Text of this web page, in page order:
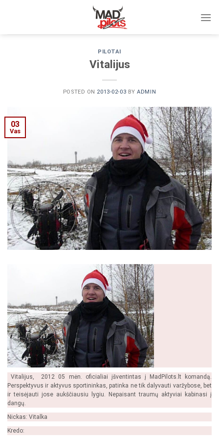
PILOTAI
Vitalijus
POSTED ON 2013-02-03 BYADMIN
03
Vas
Vitalijus, 2012 05 mėn. oficialiai įšventintas į MadPilots.lt komandą.
Perspektyvus ir aktyvus sportininkas, patinka ne tik dalyvauti varžybose, bet
ir teisėjauti jose aukščiausiu lygiu. Nepaisant traumų aktyviai kabinasi į
dangų.
Nickas: Vitalka
Kredo: